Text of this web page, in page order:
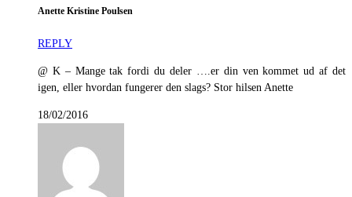
Anette Kristine Poulsen
REPLY
@ K – Mange tak fordi du deler ….er din ven kommet ud af det
igen, eller hvordan fungerer den slags? Stor hilsen Anette
18/02/2016